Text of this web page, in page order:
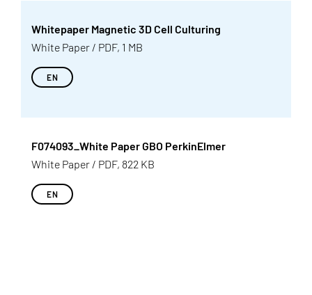
Whitepaper Magnetic 3D Cell Culturing
White Paper / PDF, 1 MB
EN
F074093_White Paper GBO PerkinElmer
White Paper / PDF, 822 KB
EN